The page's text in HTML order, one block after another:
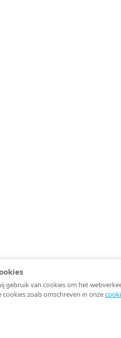
gebruik van cookies om het
zoals omschreven in onze